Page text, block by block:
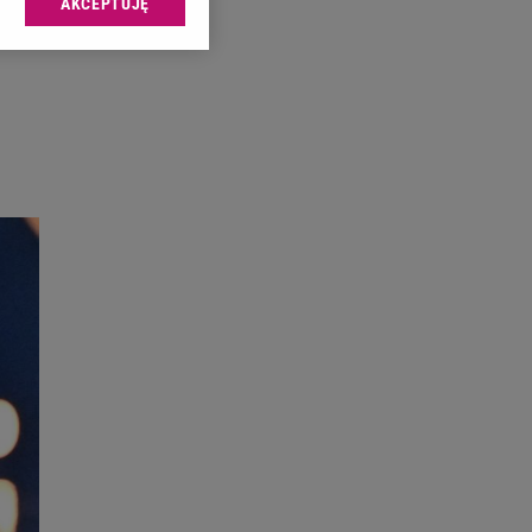
sp. z o.o., jej
Zmiana ustawień
celów identyfikacji.
reklam i treści,